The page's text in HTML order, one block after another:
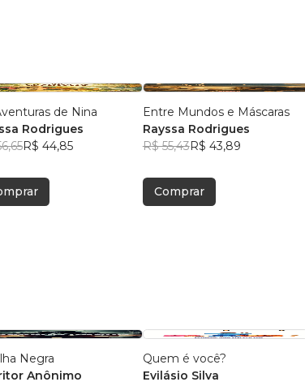
de Nina
Rodrigues
R$ 44,85
Entre Mundos e Máscaras
Rayssa Rodrigues
R$ 55,43R$ 43,89
Comprar
Negra
Anônimo
Quem é você?
Evilásio Silva